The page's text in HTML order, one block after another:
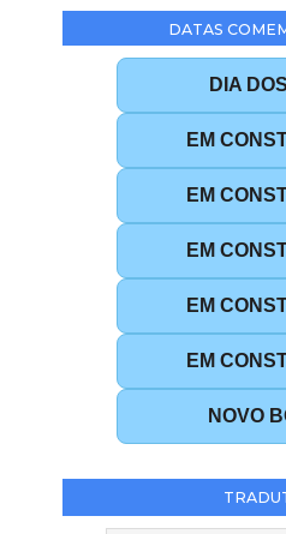
DATAS
DIA
EM
EM
EM
EM
EM
NOVO